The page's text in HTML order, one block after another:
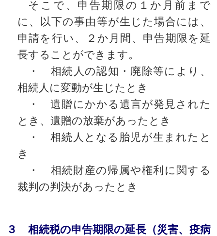
そこで、申告期限の１か月前まで
に、以下の事由等が生じた場合には、
申請を行い、２か月間、申告期限を延
長することができます。
・ 相続人の認知・廃除等により、
相続人に変動が生じたとき
・ 遺贈にかかる遺言が発見された
とき、遺贈の放棄があったとき
・ 相続人となる胎児が生まれたと
き
・ 相続財産の帰属や権利に関する
裁判の判決があったとき
３ 相続税の申告期限の延長（災害、疫病